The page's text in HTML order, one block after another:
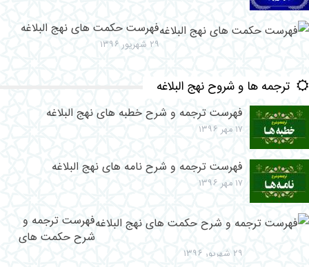
فهرست حکمت های نهج البلاغه
۲۹ شهریور ۱۳۹۶
ترجمه ها و شروح نهج البلاغه
فهرست ترجمه و شرح خطبه های نهج البلاغه
۱۷ مهر ۱۳۹۶
فهرست ترجمه و شرح نامه های نهج البلاغه
۱۷ مهر ۱۳۹۶
فهرست ترجمه و
شرح حکمت های
۲۹ شهریور ۱۳۹۶